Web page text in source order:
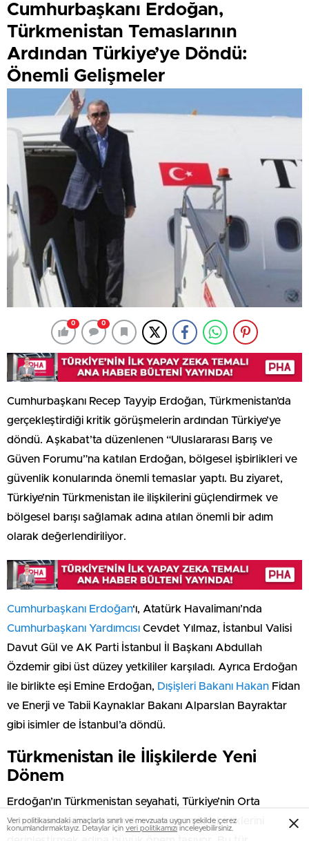
Cumhurbaşkanı Erdoğan,
Türkmenistan Temaslarının
Ardından Türkiye’ye Döndü:
Önemli Gelişmeler
0 0
Cumhurbaşkanı Recep Tayyip Erdoğan, Türkmenistan’da
gerçekleştirdiği kritik görüşmelerin ardından Türkiye’ye
döndü. Aşkabat’ta düzenlenen “Uluslararası Barış ve
Güven Forumu”na katılan Erdoğan, bölgesel işbirlikleri ve
güvenlik konularında önemli temaslar yaptı. Bu ziyaret,
Türkiye’nin Türkmenistan ile ilişkilerini güçlendirmek ve
bölgesel barışı sağlamak adına atılan önemli bir adım
olarak değerlendiriliyor.
Cumhurbaşkanı Erdoğan‘ı, Atatürk Havalimanı’nda
Cumhurbaşkanı Yardımcısı Cevdet Yılmaz, İstanbul Valisi
Davut Gül ve AK Parti İstanbul İl Başkanı Abdullah
Özdemir gibi üst düzey yetkililer karşıladı. Ayrıca Erdoğan
ile birlikte eşi Emine Erdoğan, Dışişleri Bakanı Hakan Fidan
ve Enerji ve Tabii Kaynaklar Bakanı Alparslan Bayraktar
gibi isimler de İstanbul’a döndü.
Türkmenistan ile İlişkilerde Yeni
Dönem
Erdoğan’ın Türkmenistan seyahati, Türkiye’nin Orta
Asya’daki etkisini artırmak ve ekonomik işbirliklerini
Veri politikasındaki amaçlarla sınırlı ve mevzuata uygun şekilde çerez
konumlandırmaktayız. Detaylar için veri politikamızı inceleyebilirsiniz.